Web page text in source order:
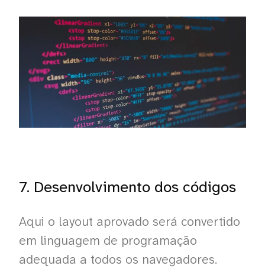
7. Desenvolvimento dos códigos
Aqui o layout aprovado será convertido
em linguagem de programação
adequada a todos os navegadores.